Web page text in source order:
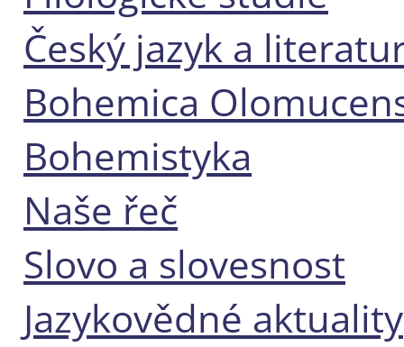
Český jazyk a
Bohemica
Bohemistyka
Naše řeč
Slovo a slovesnost
Jazykovědné aktuality